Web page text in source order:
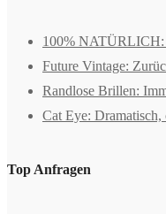
100%
Future Vintage:
Randlose Brillen:
Cat Eye:
Top Anfragen